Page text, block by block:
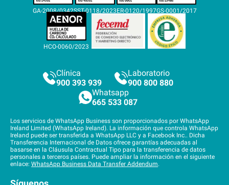
GA-2008/0342SST-0118/2023ER-0120/1997GS-0001/2017
HCO-0060/2023
Clínica
900 393 939
Laboratorio
900 800 880
Whatsapp
665 533 087
Los servicios de WhatsApp Business son proporcionados por WhatsApp
Ireland Limited (WhatsApp Ireland). La información que controla WhatsApp
Ireland puede ser transferida a WhatsApp LLC y a Facebook Inc.. Dicha
Transferencia Internacional de Datos ofrece garantías adecuadas al
basarse en la Cláusula Contractual Tipo para la transferencia de datos
personales a terceros países. Puede ampliar la información en el siguiente
enlace: WhatsApp Business Data Transfer Addendum.